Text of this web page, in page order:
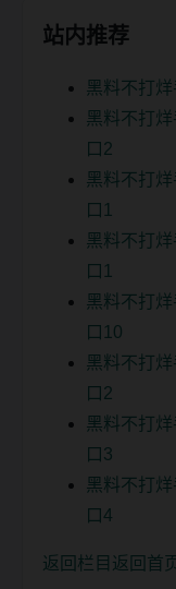
站内推荐
黑料不打
黑料不打
口2
黑料不打
口1
黑料不打
口1
黑料不打
口10
黑料不打
口2
黑料不打
口3
黑料不打
口4
返回栏目 返回首